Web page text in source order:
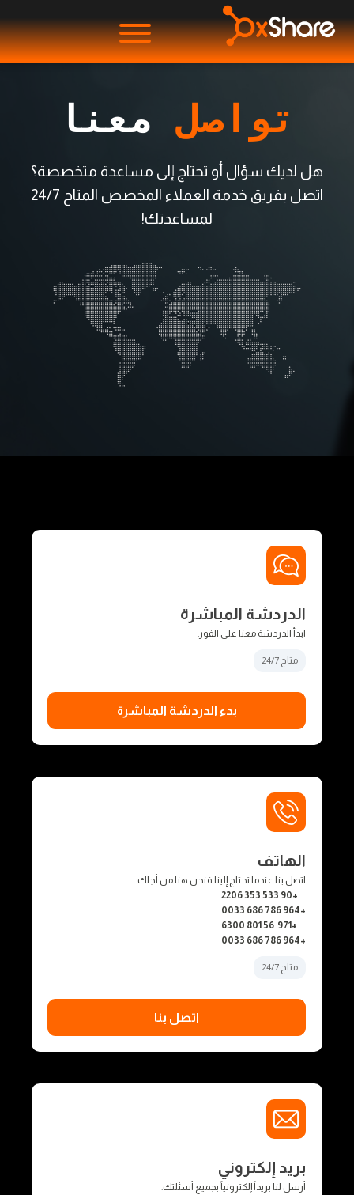
تواصل معنا
هل لديك سؤال أو تحتاج إلى مساعدة متخصصة؟
اتصل بفريق خدمة العملاء المخصص المتاح 24/7
لمساعدتك!
الدردشة المباشرة
ابدأ الدردشة معنا على الفور.
متاح 24/7
بدء الدردشة المباشرة
الهاتف
اتصل بنا عندما تحتاج إلينا فنحن هنا من أجلك.
+90 533 353 2206
+964 786 686 0033
+971 56 801 6300
+964 786 686 0033
متاح 24/7
اتصل بنا
بريد إلكتروني
أرسل لنا بريداً إلكترونياً بجميع أسئلتك.